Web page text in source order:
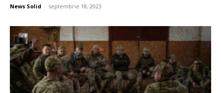
News Solid - septembrie 18, 2023